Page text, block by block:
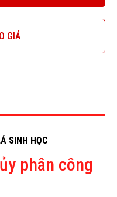
GIÁ
SINH HỌC
phân công